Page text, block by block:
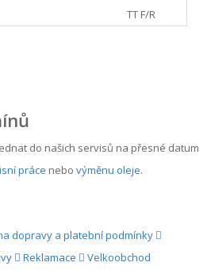
TT F/R
do našich servisů na přesné datum
práce nebo výměnu oleje.
dopravy a platební podmínky
Reklamace Velkoobchod